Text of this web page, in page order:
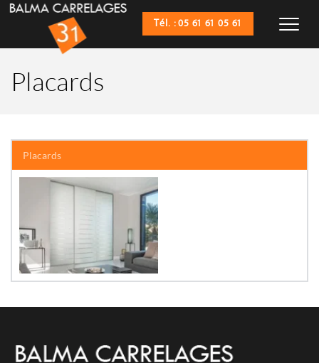
Tél. : 05 61 61 05 61
Placards
Placards